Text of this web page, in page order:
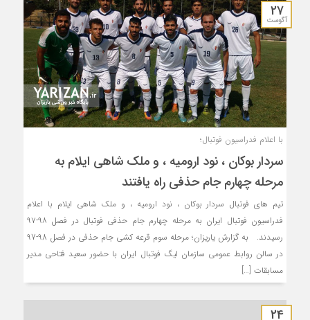
27
آگوست
با اعلام فدراسیون فوتبال؛
سردار بوکان ، نود ارومیه ، و ملک شاهی ایلام به
مرحله چهارم جام حذفی راه یافتند
تیم های فوتبال سردار بوکان ، نود ارومیه ، و ملک شاهی ایلام با اعلام
فدراسیون فوتبال ایران به مرحله چهارم جام حذفی فوتبال در فصل ۹۸-۹۷
رسیدند.‏ به گزارش یاریزان؛ مرحله سوم قرعه کشی ‏جام حذفی در فصل 98-97
در سالن روابط عمومی سازمان لیگ فوتبال ایران ‏با حضور سعید فتاحی مدیر
مسابقات […]
24